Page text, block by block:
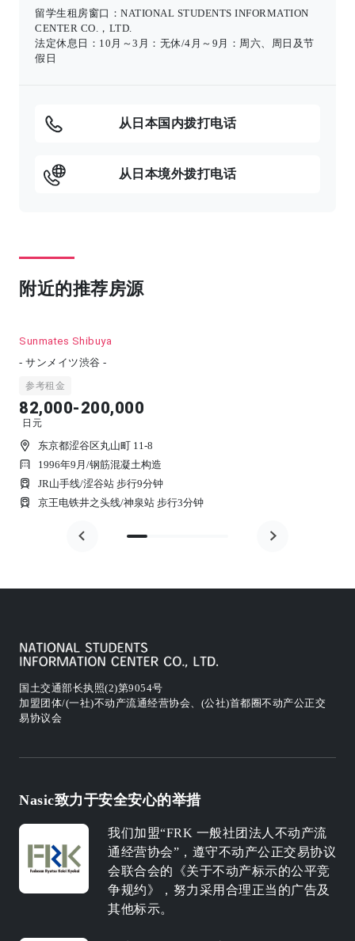
留学生租房窗口：NATIONAL STUDENTS INFORMATION
CENTER CO.，LTD.
法定休息日：10月～3月：无休/4月～9月：周六、周日及节
假日
从日本国内拨打电话
从日本境外拨打电话
附近的推荐房源
Sunmates Shibuya
- サンメイツ渋谷 -
参考租金
82,000-200,000
日元
东京都涩谷区丸山町 11-8
1996年9月 /钢筋混凝土构造
JR山手线/涩谷站 步行9分钟
京王电铁井之头线/神泉站 步行3分钟
国土交通部长执照(2)第9054号
加盟团体/(一社)不动产流通经营协会、(公社)首都圈不动产公正交
易协议会
Nasic致力于安全安心的举措
我们加盟“FRK 一般社团法人不动产流
通经营协会”，遵守不动产公正交易协议
会联合会的《关于不动产标示的公平竞
争规约》，努力采用合理正当的广告及
其他标示。